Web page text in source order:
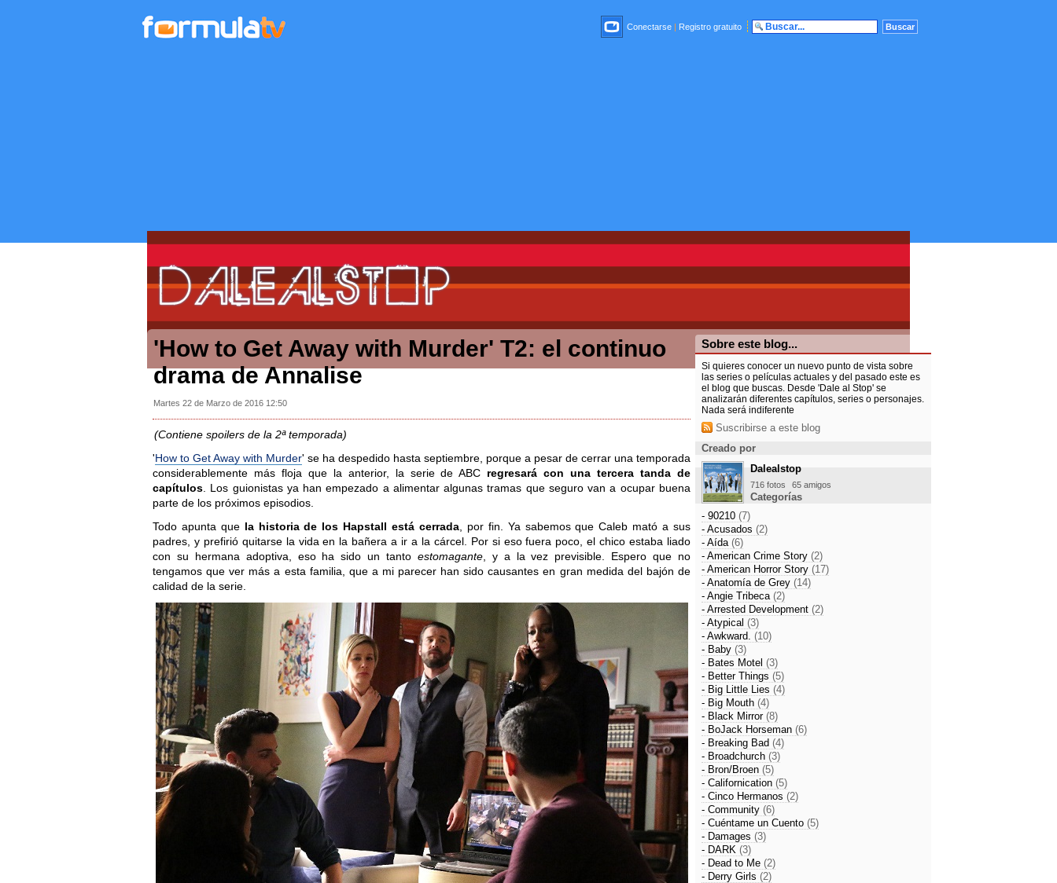
Conectarse | Registro gratuito
'How to Get Away with Murder' T2: el continuo
drama de Annalise
Martes 22 de Marzo de 2016 12:50
(Contiene spoilers de la 2ª temporada)
'How to Get Away with Murder' se ha despedido hasta septiembre, porque a pesar de cerrar una temporada
considerablemente más floja que la anterior, la serie de ABC regresará con una tercera tanda de
capítulos . Los guionistas ya han empezado a alimentar algunas tramas que seguro van a ocupar buena
parte de los próximos episodios.
Todo apunta que la historia de los Hapstall está cerrada , por fin. Ya sabemos que Caleb mató a sus
padres, y prefirió quitarse la vida en la bañera a ir a la cárcel. Por si eso fuera poco, el chico estaba liado
con su hermana adoptiva, eso ha sido un tanto estomagante, y a la vez previsible. Espero que no
tengamos que ver más a esta familia, que a mi parecer han sido causantes en gran medida del bajón de
calidad de la serie.
Sobre este blog...
Si quieres conocer un nuevo punto de vista sobre
las series o películas actuales y del pasado este es
el blog que buscas. Desde 'Dale al Stop' se
analizarán diferentes capítulos, series o personajes.
Nada será indiferente
Suscribirse a este blog
Creado por
Dalealstop
716 fotos 65 amigos
Categorías
- 90210 (7)
- Acusados (2)
- Aída (6)
- American Crime Story (2)
- American Horror Story (17)
- Anatomía de Grey (14)
- Angie Tribeca (2)
- Arrested Development (2)
- Atypical (3)
- Awkward. (10)
- Baby (3)
- Bates Motel (3)
- Better Things (5)
- Big Little Lies (4)
- Big Mouth (4)
- Black Mirror (8)
- BoJack Horseman (6)
- Breaking Bad (4)
- Broadchurch (3)
- Bron/Broen (5)
- Californication (5)
- Cinco Hermanos (2)
- Community (6)
- Cuéntame un Cuento (5)
- Damages (3)
- DARK (3)
- Dead to Me (2)
- Derry Girls (2)